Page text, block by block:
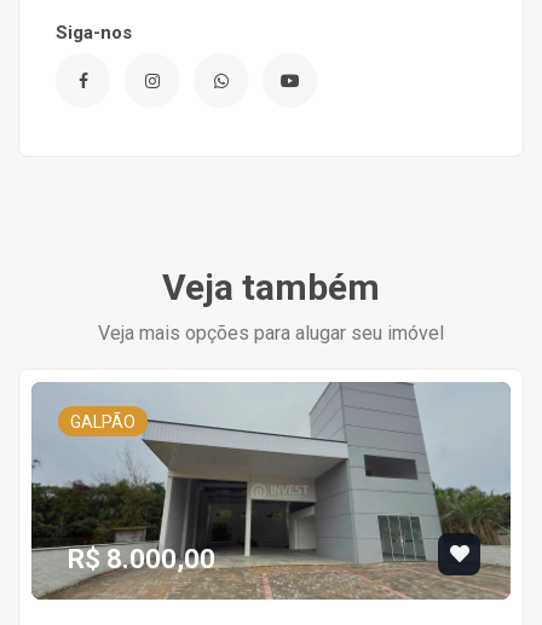
Siga-nos
Veja também
Veja mais opções para alugar seu imóvel
GALPÃO
R$ 8.000,00